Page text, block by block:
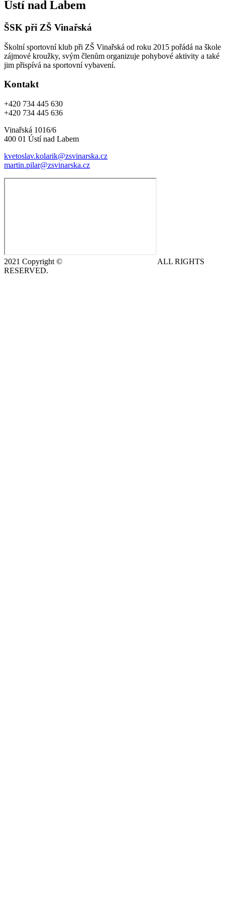
Ústí nad Labem
ŠSK při ZŠ Vinařská
Školní sportovní klub při ZŠ Vinařská od roku 2015 pořádá na škole
zájmové kroužky, svým členům organizuje pohybové aktivity a také
jim přispívá na sportovní vybavení.
Kontakt
+420 734 445 630
+420 734 445 636
Vinařská 1016/6
400 01 Ústí nad Labem
kvetoslav.kolarik@zsvinarska.cz
martin.pilar@zsvinarska.cz
2021 Copyright ©
ALL RIGHTS
RESERVED.